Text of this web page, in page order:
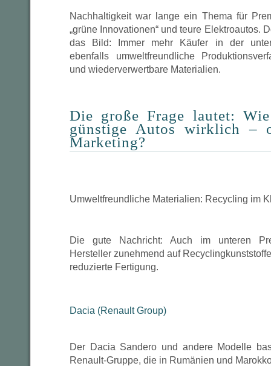
Nachhaltigkeit war lange ein Thema für
„grüne Innovationen“ und teure Elektroautos.
das Bild: Immer mehr Käufer in der
ebenfalls umweltfreundliche
und wiederverwertbare Materialien.
Die große Frage lautet:
günstige Autos wirklich –
Marketing?
Umweltfreundliche Materialien: Recycling im
Die gute Nachricht: Auch im unteren
Hersteller zunehmend auf
reduzierte Fertigung.
Dacia (Renault Group)
Der Dacia Sandero und andere Modelle
Renault-Gruppe, die in Rumänien und